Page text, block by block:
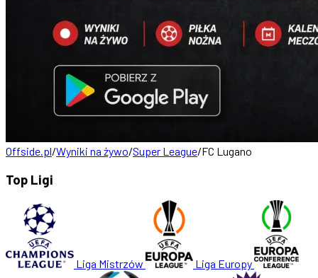
Offside.pl/Wyniki na żywo/Super League/FC Lugano
Top Ligi
Liga Mistrzów Liga Europy